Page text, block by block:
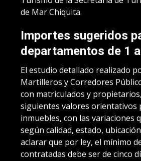
de Mar Chiquita.
Importes sugeridos
departamentos de 1
El estudio detallado realizado
Martilleros y Corredores
con matriculados y
siguientes valores orientativos
inmuebles, con las variaciones
según calidad, estado,
aclarar que por ley, el mínimo
contratadas debe ser de cinco